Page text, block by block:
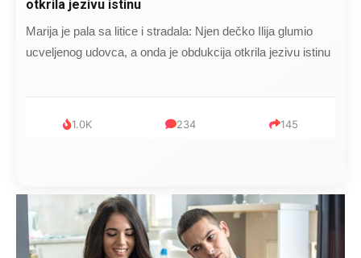
otkrila jezivu istinu
Marija je pala sa litice i stradala: Njen dečko Ilija glumio
ucveljenog udovca, a onda je obdukcija otkrila jezivu istinu
1.0K 234 145